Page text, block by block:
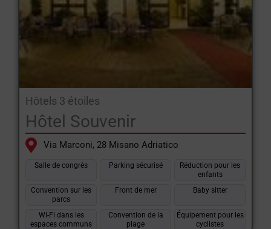
Hôtels 3 étoiles
Hôtel Souvenir
Via Marconi, 28 Misano Adriatico
Salle de congrès Parking sécurisé
Réduction pour les
enfants
Convention sur les
parcs
Front de mer Baby sitter
Wi-Fi dans les
espaces communs
Convention de la
plage
Équipement pour les
cyclistes